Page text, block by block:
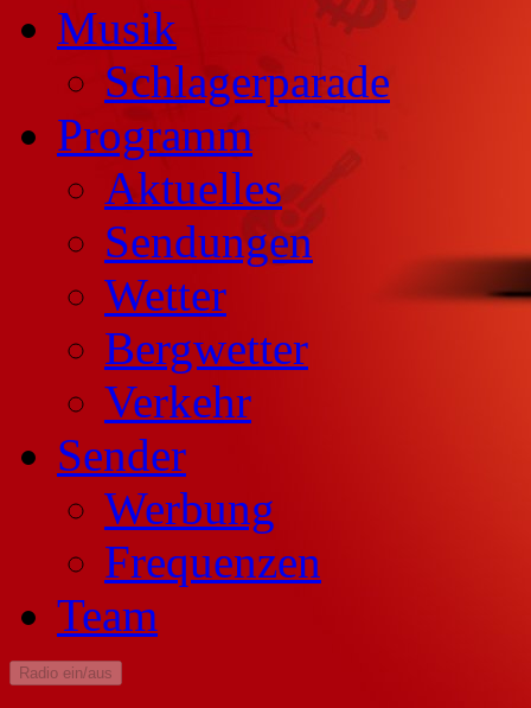
Musik
Schlagerparade
Programm
Aktuelles
Sendungen
Wetter
Bergwetter
Verkehr
Sender
Werbung
Frequenzen
Team
Radio ein/aus